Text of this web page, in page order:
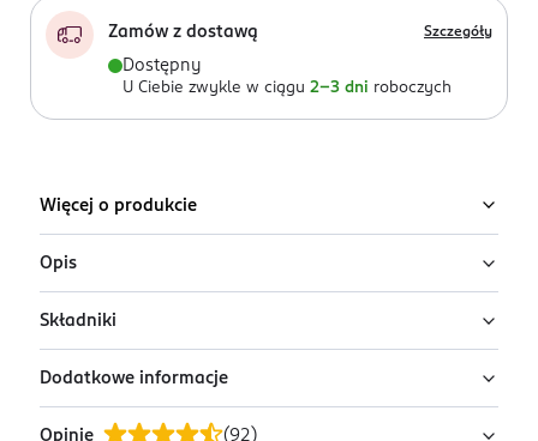
Zamów z dostawą Szczegóły
Dostępny
U Ciebie zwykle w ciągu 2-3 dni roboczych
Więcej o produkcie
Opis
Nawilżający krem - sorbet dodający blasku
Garnier Vitamin C Fresh & Bright
który intensywnie nawilża i dodaje skórze blasku.
Składniki
Ingredients: : AQUA, GLYCERIN, NIACINAMIDE, ALCOHOL
DENAT., CETEARYL ISONONANOATE, SODIUM CARBOMER,
Dodatkowe informacje
Opinie (92 )